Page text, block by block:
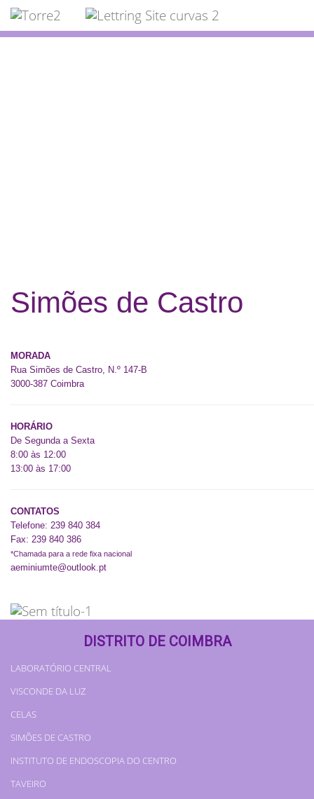
Acordos/Convenções
Simões de Castro
MORADA
Rua Simões de Castro, N.º 147-B
3000-387 Coimbra
HORÁRIO
De Segunda a Sexta
8:00 às 12:00
13:00 às 17:00
CONTATOS
Telefone: 239 840 384
Fax: 239 840 386
*Chamada para a rede fixa nacional
aeminiumte@outlook.pt
DISTRITO DE COIMBRA
LABORATÓRIO CENTRAL
VISCONDE DA LUZ
CELAS
SIMÕES DE CASTRO
INSTITUTO DE ENDOSCOPIA DO CENTRO
TAVEIRO